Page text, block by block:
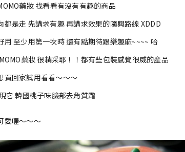
藥妝 找看看有沒有有趣的商品
都是走 先講求有趣 再講求效果的隨興路線 XDDD
用 至少用第一次時 還有點期待跟樂趣麻~~~~ 哈
藥妝 很精采耶！！都有些包裝感覺很威的產品
買回家試用看看～～～
它 韓國桃子味臉部去角質霜
愛喔～～～